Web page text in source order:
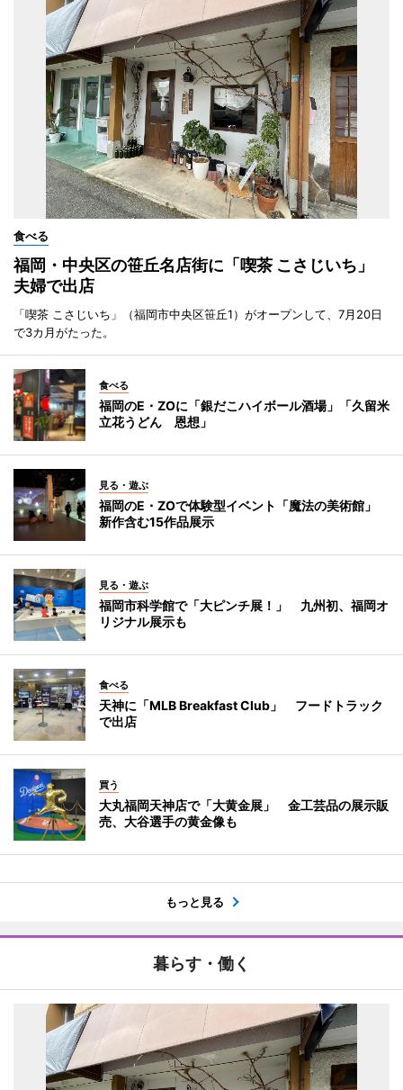
食べる
福岡・中央区の笹丘名店街に「喫茶 こさじいち」
夫婦で出店
「喫茶 こさじいち」（福岡市中央区笹丘1）がオープンして、7月20日
で3カ月がたった。
食べる
福岡のE・ZOに「銀だこハイボール酒場」「久留米
立花うどん 恩想」
見る・遊ぶ
福岡のE・ZOで体験型イベント「魔法の美術館」
新作含む15作品展示
見る・遊ぶ
福岡市科学館で「大ピンチ展！」 九州初、福岡オ
リジナル展示も
食べる
天神に「MLB Breakfast Club」 フードトラック
で出店
買う
大丸福岡天神店で「大黄金展」 金工芸品の展示販
売、大谷選手の黄金像も
もっと見る
暮らす・働く